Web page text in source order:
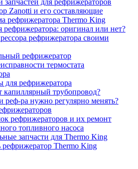
запчастей для рефрижераторов
Zanotti и его составляющие
рефрижератора Thermo King
рефрижератора: оригинал или нет?
рефрижератора своими
рефрижератор
термостата
для рефрижератора
капиллярный трубопровод?
реф-ра нужно регулярно менять?
рефрижераторов и их ремонт
топливного насоса
запчасти для Thermo King
рефрижератор Thermo King